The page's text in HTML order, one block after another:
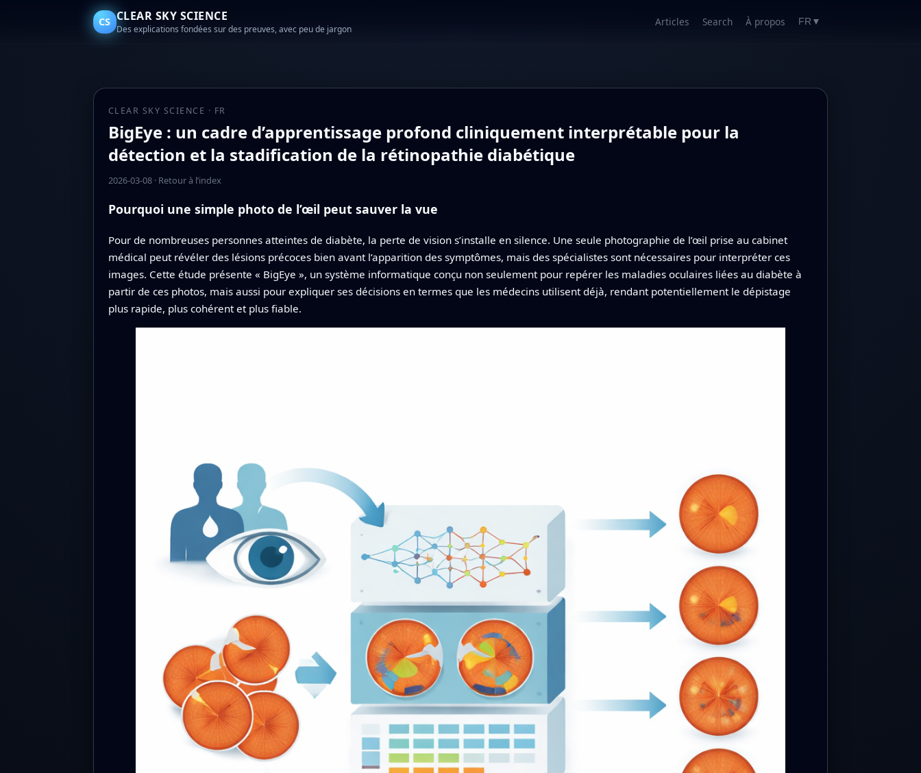
CS CLEAR SKY SCIENCE
Des explications fondées sur des preuves, avec peu de jargon
Articles Search À propos FR ▼
CLEAR SKY SCIENCE · FR
BigEye : un cadre d’apprentissage profond cliniquement interprétable pour la
détection et la stadification de la rétinopathie diabétique
2026-03-08· Retour à l’index
Pourquoi une simple photo de l’œil peut sauver la vue
Pour de nombreuses personnes atteintes de diabète, la perte de vision s’installe en silence. Une seule photographie de l’œil prise au cabinet
médical peut révéler des lésions précoces bien avant l’apparition des symptômes, mais des spécialistes sont nécessaires pour interpréter ces
images. Cette étude présente « BigEye », un système informatique conçu non seulement pour repérer les maladies oculaires liées au diabète à
partir de ces photos, mais aussi pour expliquer ses décisions en termes que les médecins utilisent déjà, rendant potentiellement le dépistage
plus rapide, plus cohérent et plus fiable.